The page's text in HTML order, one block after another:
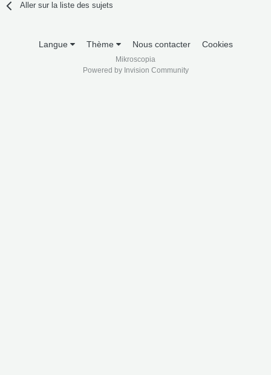
Aller sur la liste des sujets
Langue Thème Nous contacter Cookies
Mikroscopia
Powered by Invision Community